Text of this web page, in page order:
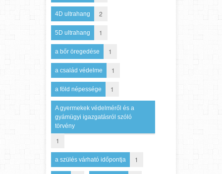
4D ultrahang 2
5D ultrahang 1
a bőr öregedése 1
a család védelme 1
a föld népessége 1
A gyermekek védelméről és a
gyámügyi igazgatásról szóló
törvény
1
a szülés várható időpontja 1